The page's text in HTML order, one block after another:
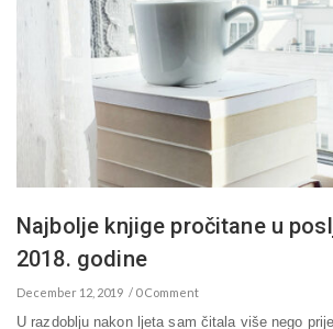
Najbolje knjige pročitane u
2018. godine
December 12, 2019 0 Comment
U razdoblju nakon ljeta sam čitala više nego